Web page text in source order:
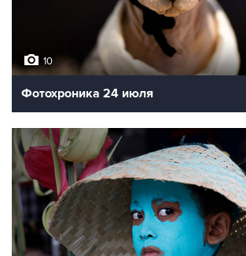
10
Фотохроника 24 июля